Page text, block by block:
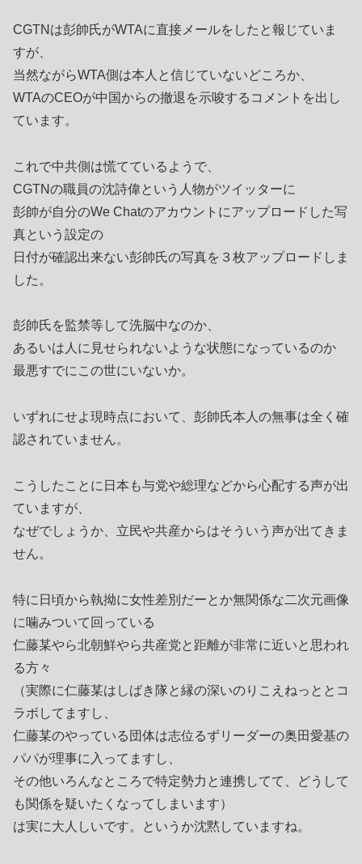
CGTNは彭帥氏がWTAに直接メールをしたと報じていま
すが、
当然ながらWTA側は本人と信じていないどころか、
WTAのCEOが中国からの撤退を示唆するコメントを出し
ています。
これで中共側は慌てているようで、
CGTNの職員の沈詩偉という人物がツイッターに
彭帥が自分のWe Chatのアカウントにアップロードした写
真という設定の
日付が確認出来ない彭帥氏の写真を３枚アップロードしま
した。
彭帥氏を監禁等して洗脳中なのか、
あるいは人に見せられないような状態になっているのか
最悪すでにこの世にいないか。
いずれにせよ現時点において、彭帥氏本人の無事は全く確
認されていません。
こうしたことに日本も与党や総理などから心配する声が出
ていますが、
なぜでしょうか、立民や共産からはそういう声が出てきま
せん。
特に日頃から執拗に女性差別だーとか無関係な二次元画像
に噛みついて回っている
仁藤某やら北朝鮮やら共産党と距離が非常に近いと思われ
る方々
（実際に仁藤某はしばき隊と縁の深いのりこえねっととコ
ラボしてますし、
仁藤某のやっている団体は志位るずリーダーの奥田愛基の
パパが理事に入ってますし、
その他いろんなところで特定勢力と連携してて、どうして
も関係を疑いたくなってしまいます）
は実に大人しいです。というか沈黙していますね。